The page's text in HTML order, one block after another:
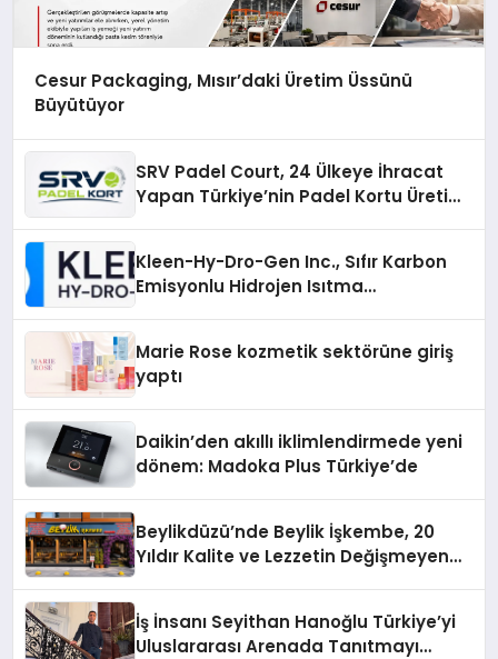
Cesur Packaging, Mısır’daki Üretim Üssünü
Büyütüyor
SRV Padel Court, 24 Ülkeye İhracat
Yapan Türkiye’nin Padel Kortu Üretim
Kleen-Hy-Dro-Gen Inc., Sıfır Karbon
Emisyonlu Hidrojen Isıtma
Marie Rose kozmetik sektörüne giriş
yaptı
Daikin’den akıllı iklimlendirmede yeni
dönem: Madoka Plus Türkiye’de
Beylikdüzü’nde Beylik İşkembe, 20
Yıldır Kalite ve Lezzetin Değişmeyen
İş İnsanı Seyithan Hanoğlu Türkiye’yi
Uluslararası Arenada Tanıtmayı